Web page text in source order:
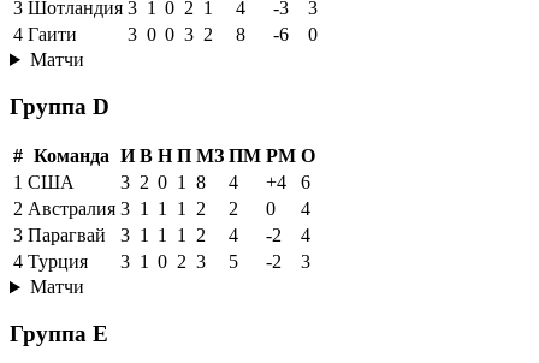
3 Шотландия 3 1 0 2 1 4 -3
3
4 Гаити 3 0 0 3 2 8 -6
0
Матчи
Группа D
# Команда И В Н П МЗ ПМ РМ О
1 США 3 2 0 1 8 4 +4
6
2 Австралия 3 1 1 1 2 2 0
4
3 Парагвай 3 1 1 1 2 4 -2
4
4 Турция 3 1 0 2 3 5 -2
3
Матчи
Группа E